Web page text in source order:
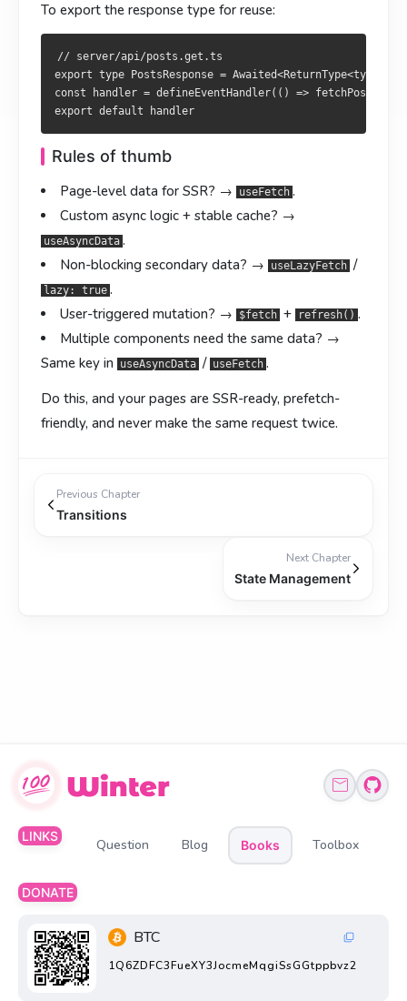
To export the response type for reuse:
// server/api/posts.get.ts
export type PostsResponse = Awaited<ReturnType<typeof
const handler = defineEventHandler(() => fetchPosts())
Rules of thumb
Page-level data for SSR? → useFetch .
Custom async logic + stable cache? →
useAsyncData .
Non-blocking secondary data? → useLazyFetch /
lazy: true .
User-triggered mutation? → $fetch + refresh() .
Multiple components need the same data? →
Same key in
useAsyncData / useFetch .
Do this, and your pages are SSR-ready, prefetch-
friendly, and never make the same request twice.
Previous Chapter
Transitions
Next Chapter
State Management
LINKS
Question Blog Books Toolbox
DONATE
BTC
1Q6ZDFC3FueXY3JocmeMqgiSsGGtppbvz2